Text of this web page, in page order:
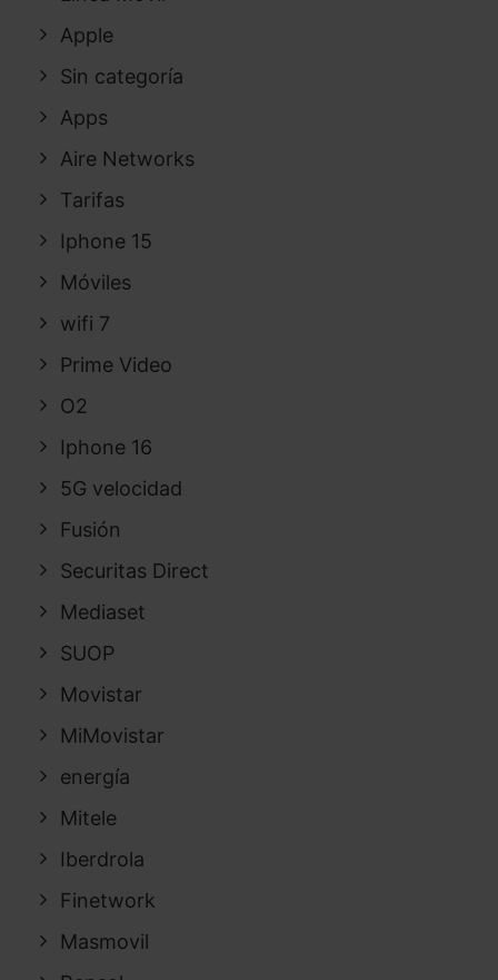
Apple
Sin categoría
Apps
Aire Networks
Tarifas
Iphone 15
Móviles
wifi 7
Prime Video
O2
Iphone 16
5G velocidad
Fusión
Securitas Direct
Mediaset
SUOP
Movistar
MiMovistar
energía
Mitele
Iberdrola
Finetwork
Masmovil